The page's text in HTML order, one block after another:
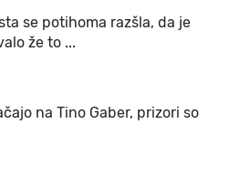
se potihoma razšla, da je
že to ...
na Tino Gaber, prizori so